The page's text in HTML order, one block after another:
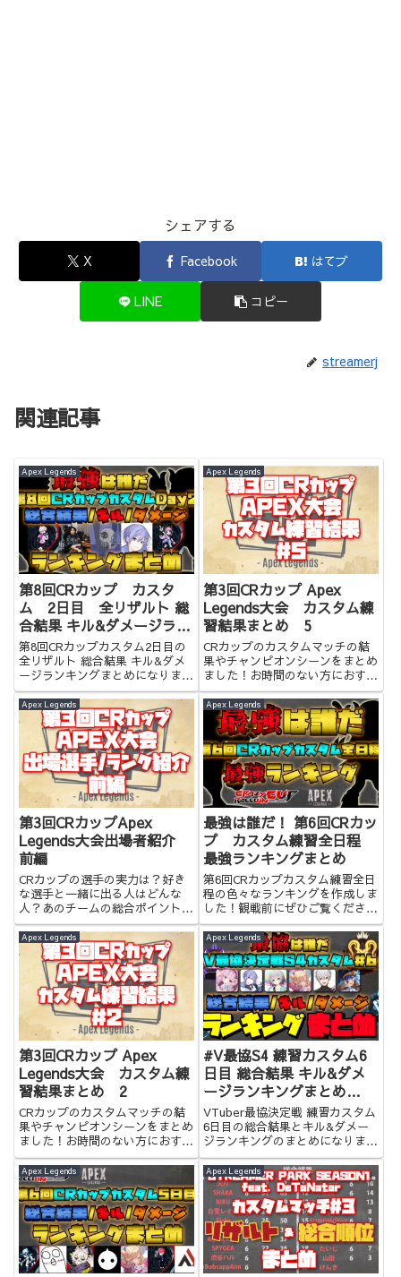
シェアする
X Facebook はてブ
LINE コピー
streamerj
関連記事
Apex Legends
第8回CRカップ カスタ
ム 2日目 全リザルト 総
合結果 キル&ダメージラン
キングまとめ
第8回CRカップカスタム2日目の
全リザルト 総合結果 キル&ダメ
ージランキングまとめになりま
す。お時間のない方はぜひ。
Apex Legends
第3回CRカップ Apex
Legends大会 カスタム練
習結果まとめ 5
CRカップのカスタムマッチの結
果やチャンピオンシーンをまとめ
ました！お時間のない方におすす
めです！
Apex Legends
第3回CRカップApex
Legends大会出場者紹介
前編
CRカップの選手の実力は？好き
な選手と一緒に出る人はどんな
人？あのチームの総合ポイント
は？などの疑問にお答えします！
Apex Legends
最強は誰だ！ 第6回CRカッ
プ カスタム練習全日程
最強ランキングまとめ
第6回CRカップカスタム練習全日
程の色々なランキングを作成しま
した！観戦前にぜひご覧くださ
い！
Apex Legends
第3回CRカップ Apex
Legends大会 カスタム練
習結果まとめ 2
CRカップのカスタムマッチの結
果やチャンピオンシーンをまとめ
ました！お時間のない方におすす
めです！
Apex Legends
#V最協S4 練習カスタム6
日目 総合結果 キル&ダメ
ージランキングまとめ
【VTuber最協決定戦】
VTuber最協決定戦 練習カスタム
6日目の総合結果とキル&ダメー
ジランキングのまとめになりま
す。お時間のない方はぜひ！
Apex Legends Apex Legends